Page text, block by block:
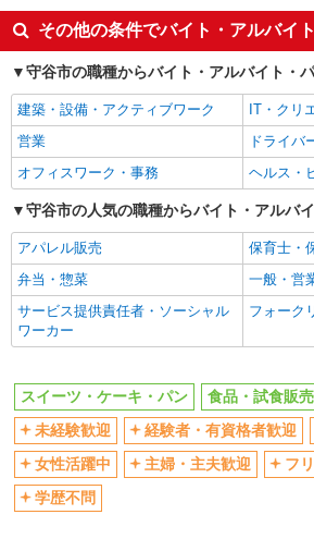
入社日応相談
未経験歓迎
経験者・有資格者歓迎
大学生歓
女性活躍中
主婦・主
フリーター歓迎
学歴不問
禁煙・分煙
車通勤OK
扶養内勤務OK
転勤なし
交通費支給
制服貸与
同じ職種から求人を探す
飲食・フード
スイーツ・ケーキ・パン
販売・接客サービス
食品・試食販売
同じ特徴から求人を探す
未経験歓迎
大学生歓
車通勤OK
その他の条件でバイト・アルバイ
守谷市の職種からバイト・アルバイト・
建築・設備・アクティブワーク
IT・クリ
営業
ドライバ
オフィスワーク・事務
ヘルス・
守谷市の人気の職種からバイト・アルバ
アパレル販売
保育士・
弁当・惣菜
一般・営
サービス提供責任者・ソーシャル
ワーカー
フォーク
スイーツ・ケーキ・パン 食品・試食販売
未経験歓迎
経験者・有資格者歓迎
女性活躍中
主婦・主夫歓迎
フ
学歴不問